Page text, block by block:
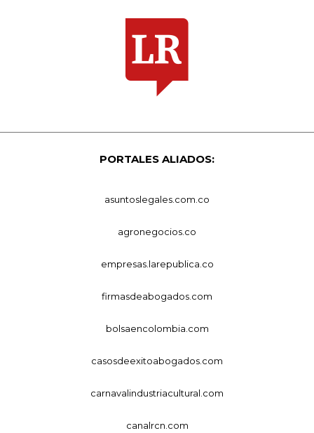
PORTALES ALIADOS:
asuntoslegales.com.co
agronegocios.co
empresas.larepublica.co
firmasdeabogados.com
bolsaencolombia.com
casosdeexitoabogados.com
carnavalindustriacultural.com
canalrcn.com